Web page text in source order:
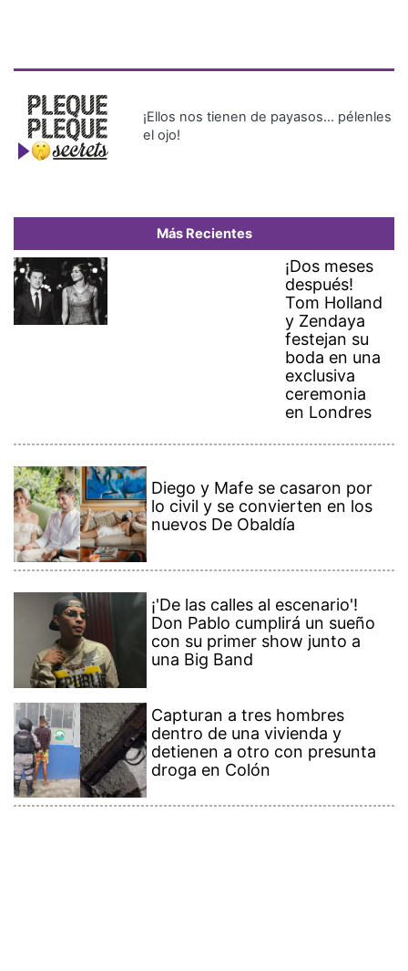
¡Ellos nos tienen de payasos… pélenles
el ojo!
Más Recientes
¡Dos meses
después!
Tom Holland
y Zendaya
festejan su
boda en una
exclusiva
ceremonia
en Londres
Diego y Mafe se casaron por
lo civil y se convierten en los
nuevos De Obaldía
¡'De las calles al escenario'!
Don Pablo cumplirá un sueño
con su primer show junto a
una Big Band
Capturan a tres hombres
dentro de una vivienda y
detienen a otro con presunta
droga en Colón